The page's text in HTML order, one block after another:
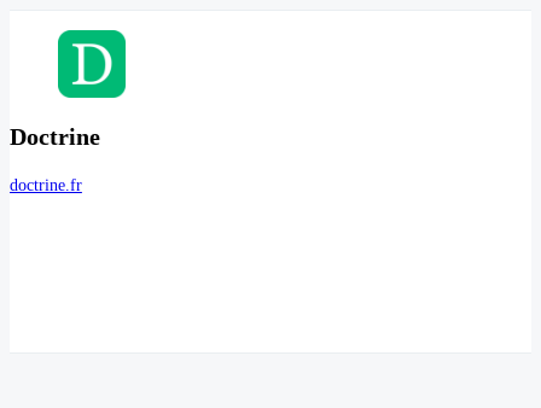
Doctrine
doctrine.fr